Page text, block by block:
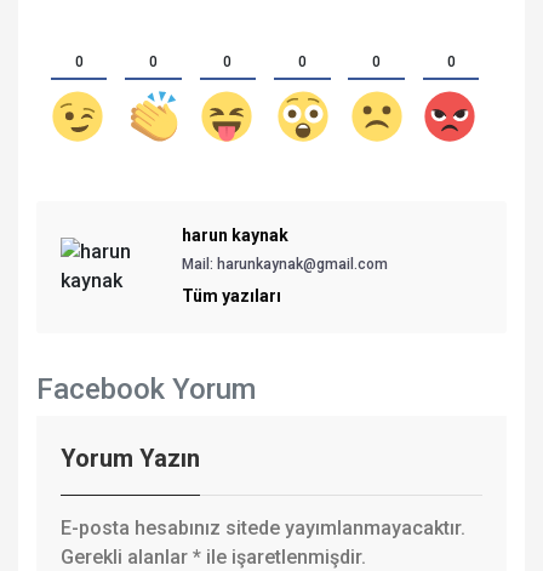
0 0 0 0 0 0
harun kaynak
Mail: harunkaynak@gmail.com
Tüm yazıları
Facebook Yorum
Yorum Yazın
E-posta hesabınız sitede yayımlanmayacaktır.
Gerekli alanlar * ile işaretlenmişdir.